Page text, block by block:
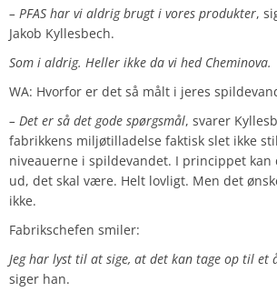
– PFAS har vi aldrig brugt i vores produkter,
Jakob Kyllesbech.
Som i aldrig. Heller ikke da vi hed Cheminova.
WA: Hvorfor er det så målt i jeres
– Det er så det gode spørgsmål, svarer
fabrikkens miljøtilladelse faktisk slet ikke
niveauerne i spildevandet. I princippet kan
ud, det skal være. Helt lovligt. Men det
ikke.
Fabrikschefen smiler:
Jeg har lyst til at sige, at det kan tage op til et
siger han.